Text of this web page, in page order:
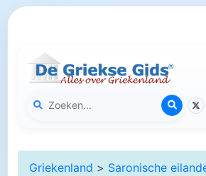
Griekenland > Saronische